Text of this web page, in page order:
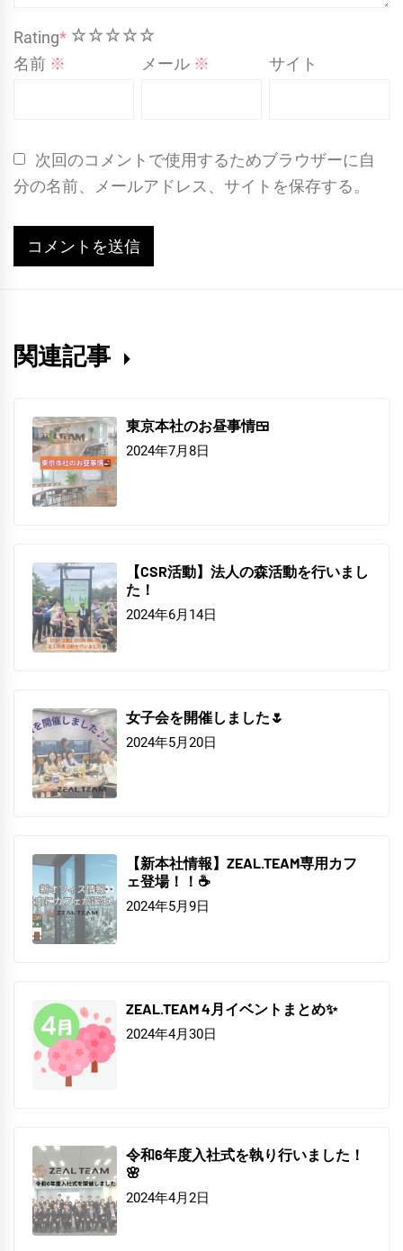
Rating* 5
4
3
2
1
名前 ※ メール ※ サイト
次回のコメントで使用するためブラウザーに自
分の名前、メールアドレス、サイトを保存する。
関連記事
東京本社のお昼事情🍱
2024年7月8日
【CSR活動】法人の森活動を行いまし
た！
2024年6月14日
女子会を開催しました🌷
2024年5月20日
【新本社情報】ZEAL.TEAM専用カフ
ェ登場！！☕
2024年5月9日
ZEAL.TEAM 4月イベントまとめ✨
2024年4月30日
令和6年度入社式を執り行いました！
🌸
2024年4月2日